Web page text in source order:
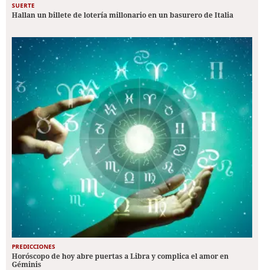
SUERTE
Hallan un billete de lotería millonario en un basurero de Italia
PREDICCIONES
Horóscopo de hoy abre puertas a Libra y complica el amor en
Géminis